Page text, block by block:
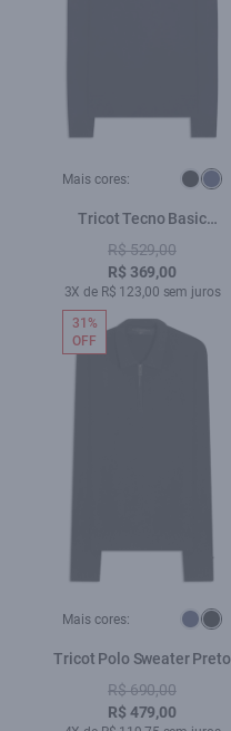
Mais cores:
Tricot Tecno Basic
Sweater Dark Navy
R$ 529,00
R$ 369,00
3X de R$ 123,00 sem juros
Mais cores:
Tricot Polo Sweater Preto
R$ 690,00
R$ 479,00
31%
OFF